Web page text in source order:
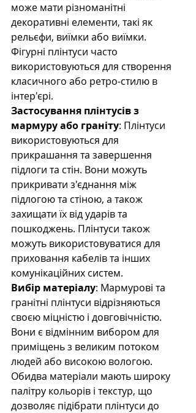
може мати різноманітні
декоративні елементи, такі як
рельєфи, виїмки або виїмки.
Фігурні плінтуси часто
використовуються для створення
класичного або ретро-стилю в
інтер'єрі.
Застосування плінтусів з
мармуру або граніту: Плінтуси
використовуються для
прикрашання та завершення
підлоги та стін. Вони можуть
прикривати з'єднання між
підлогою та стіною, а також
захищати їх від ударів та
пошкоджень. Плінтуси також
можуть використовуватися для
приховання кабелів та інших
комунікаційних систем.
Вибір матеріалу: Мармурові та
гранітні плінтуси відрізняються
своєю міцністю і довговічністю.
Вони є відмінним вибором для
приміщень з великим потоком
людей або високою вологою.
Обидва матеріали мають широку
палітру кольорів і текстур, що
дозволяє підібрати плінтуси до